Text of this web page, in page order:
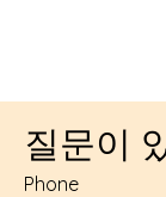
질문이
Phone